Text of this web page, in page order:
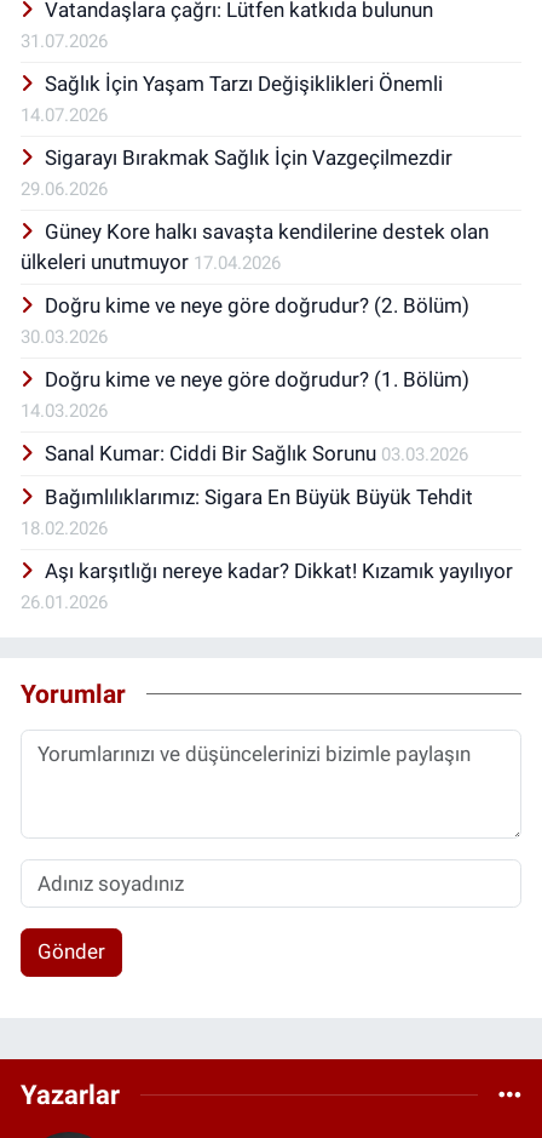
felsefe, sağlık ve gezi videolarının
Vatandaşlara çağrı: Lütfen katkıda bulunun
31.07.2026
Sağlık İçin Yaşam Tarzı Değişiklikleri Önemli
14.07.2026
Sigarayı Bırakmak Sağlık İçin Vazgeçilmezdir
29.06.2026
Güney Kore halkı savaşta kendilerine destek olan
ülkeleri unutmuyor 17.04.2026
Doğru kime ve neye göre doğrudur? (2. Bölüm)
30.03.2026
Doğru kime ve neye göre doğrudur? (1. Bölüm)
14.03.2026
Sanal Kumar: Ciddi Bir Sağlık Sorunu 03.03.2026
Bağımlılıklarımız: Sigara En Büyük Büyük Tehdit
18.02.2026
Aşı karşıtlığı nereye kadar? Dikkat! Kızamık yayılıyor
26.01.2026
Yorumlar
Gönder
Yazarlar